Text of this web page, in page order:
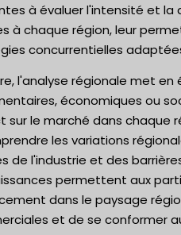
à évaluer l'intensité et la
à chaque région, leur
concurrentielles
l'analyse régionale met
économiques ou
sur le marché dans chaque
les variations
de l'industrie et des
permettent aux
dans le paysage
et de se conformer